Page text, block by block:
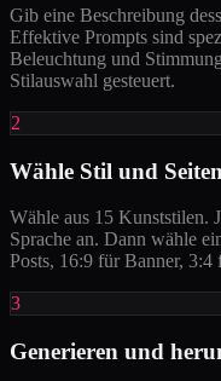
Gib eine Beschreibung
Effektive Prompts sind
Beleuchtung und
Stilauswahl gesteuert.
2
Wähle Stil und
Wähle aus 15 Kunststilen.
Sprache an. Dann wähle
Posts, 16:9 für Banner, 3:4
3
Generieren und